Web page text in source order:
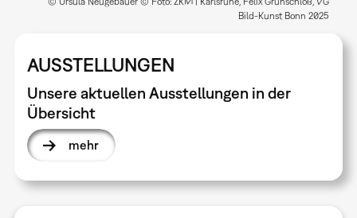
AUSSTELLUNGEN
Unsere aktuellen Ausstellungen in der
Übersicht
mehr
Bild-Kunst Bonn 2025